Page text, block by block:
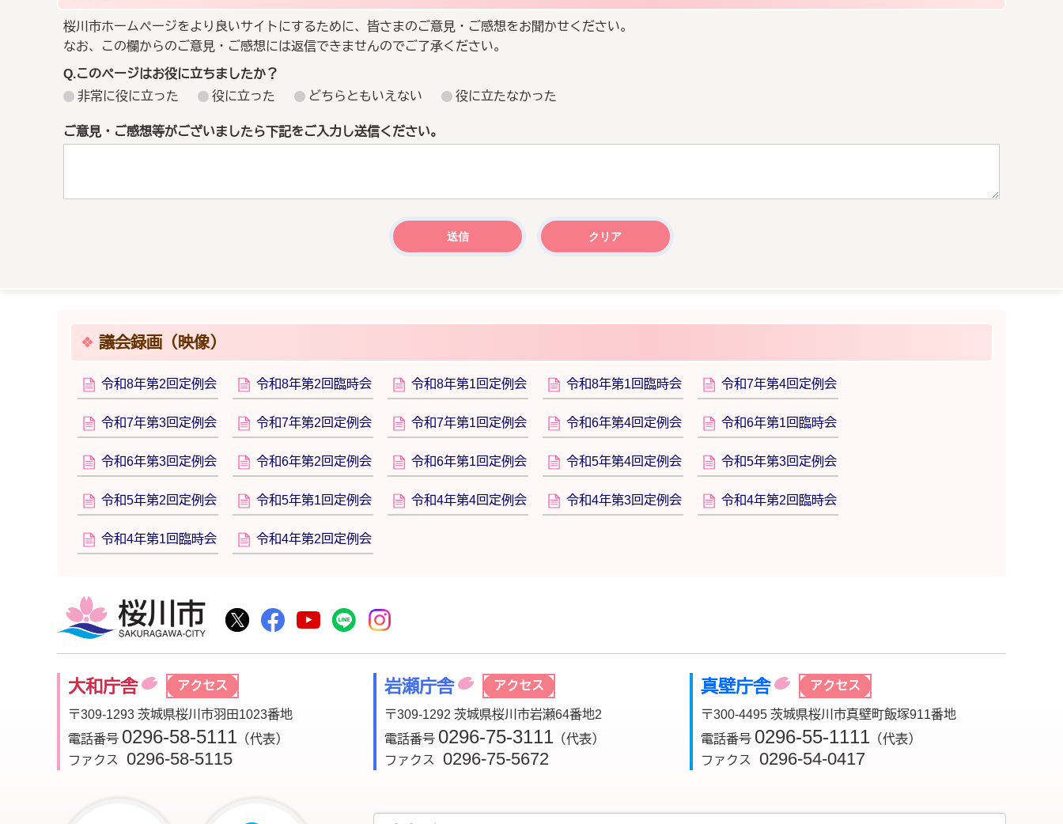
桜川市ホームページをより良いサイトにするために、皆さまのご意見・ご感想をお聞かせください。
なお、この欄からのご意見・ご感想には返信できませんのでご了承ください。
Q.このページはお役に立ちましたか？
非常に役に立った
役に立った どちらともいえない 役に立たなかった
ご意見・ご感想等がございましたら下記をご入力し送信ください。
議会録画（映像）
令和8年第2回定例会 令和8年第2回臨時会 令和8年第1回定例会 令和8年第1回臨時会 令和7年第4回定例会
令和7年第3回定例会 令和7年第2回定例会 令和7年第1回定例会 令和6年第4回定例会 令和6年第1回臨時会
令和6年第3回定例会 令和6年第2回定例会 令和6年第1回定例会 令和5年第4回定例会 令和5年第3回定例会
令和5年第2回定例会 令和5年第1回定例会 令和4年第4回定例会 令和4年第3回定例会 令和4年第2回臨時会
令和4年第1回臨時会 令和4年第2回定例会
桜川市公式Twitter
桜川市公式Facebook
桜川市公式YouTube
桜川市公式LINE
大和庁舎 アクセス
〒309-1293 茨城県桜川市羽田1023番地
電話番号 0296-58-5111 （代表）
ファクス
0296-58-5115
岩瀬庁舎 アクセス
〒309-1292 茨城県桜川市岩瀬64番地2
電話番号 0296-75-3111 （代表）
ファクス
0296-75-5672
真壁庁舎 アクセス
〒300-4495 茨城県桜川市真壁町飯塚911番地
電話番号 0296-55-1111 （代表）
ファクス
0296-54-0417